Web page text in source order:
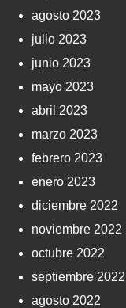
agosto 2023
julio 2023
junio 2023
mayo 2023
abril 2023
marzo 2023
febrero 2023
enero 2023
diciembre 2022
noviembre 2022
octubre 2022
septiembre 2022
agosto 2022